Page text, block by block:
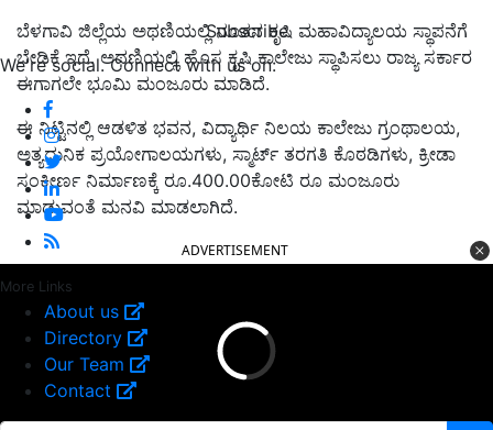
Subscribe
We're social. Connect with us on:
More Links
About us
Directory
Our Team
Contact
ಬೆಳಗಾವಿ ಜಿಲ್ಲೆಯ ಅಥಣಿಯಲ್ಲಿ ನೂತನ ಕೃಷಿ ಮಹಾವಿದ್ಯಾಲಯ ಸ್ಥಾಪನೆಗೆ
ಬೇಡಿಕೆ ಇದೆ. ಅಥಣಿಯಲ್ಲಿ ಹೊಸ ಕೃಷಿ ಕಾಲೇಜು ಸ್ಥಾಪಿಸಲು ರಾಜ್ಯ ಸರ್ಕಾರ
ಈಗಾಗಲೇ ಭೂಮಿ ಮಂಜೂರು ಮಾಡಿದೆ.
ಈ ನಿಟ್ಟಿನಲ್ಲಿ ಆಡಳಿತ ಭವನ, ವಿದ್ಯಾರ್ಥಿ ನಿಲಯ ಕಾಲೇಜು ಗ್ರಂಥಾಲಯ,
ಅತ್ಯಧುನಿಕ ಪ್ರಯೋಗಾಲಯಗಳು, ಸ್ಮಾರ್ಟ್ ತರಗತಿ ಕೊಠಡಿಗಳು, ಕ್ರೀಡಾ
ಸಂಕೀರ್ಣ ನಿರ್ಮಾಣಕ್ಕೆ ರೂ.400.00ಕೋಟಿ ರೂ ಮಂಜೂರು
ಮಾಡುವಂತೆ ಮನವಿ ಮಾಡಲಾಗಿದೆ.
ADVERTISEMENT